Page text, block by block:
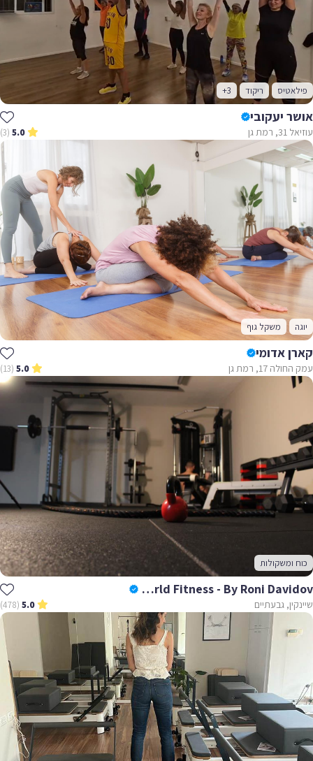
פילאטיס ריקוד +3
אושר יעקובי
עוזיאל 31, רמת גן 5.0
(3)
יוגה משקל גוף
קארן אדומי
עמק החולה 17, רמת גן 5.0
(13)
כוח ומשקולות
World Fitness - By Roni Davidov
שיינקין, גבעתיים 5.0
(478)